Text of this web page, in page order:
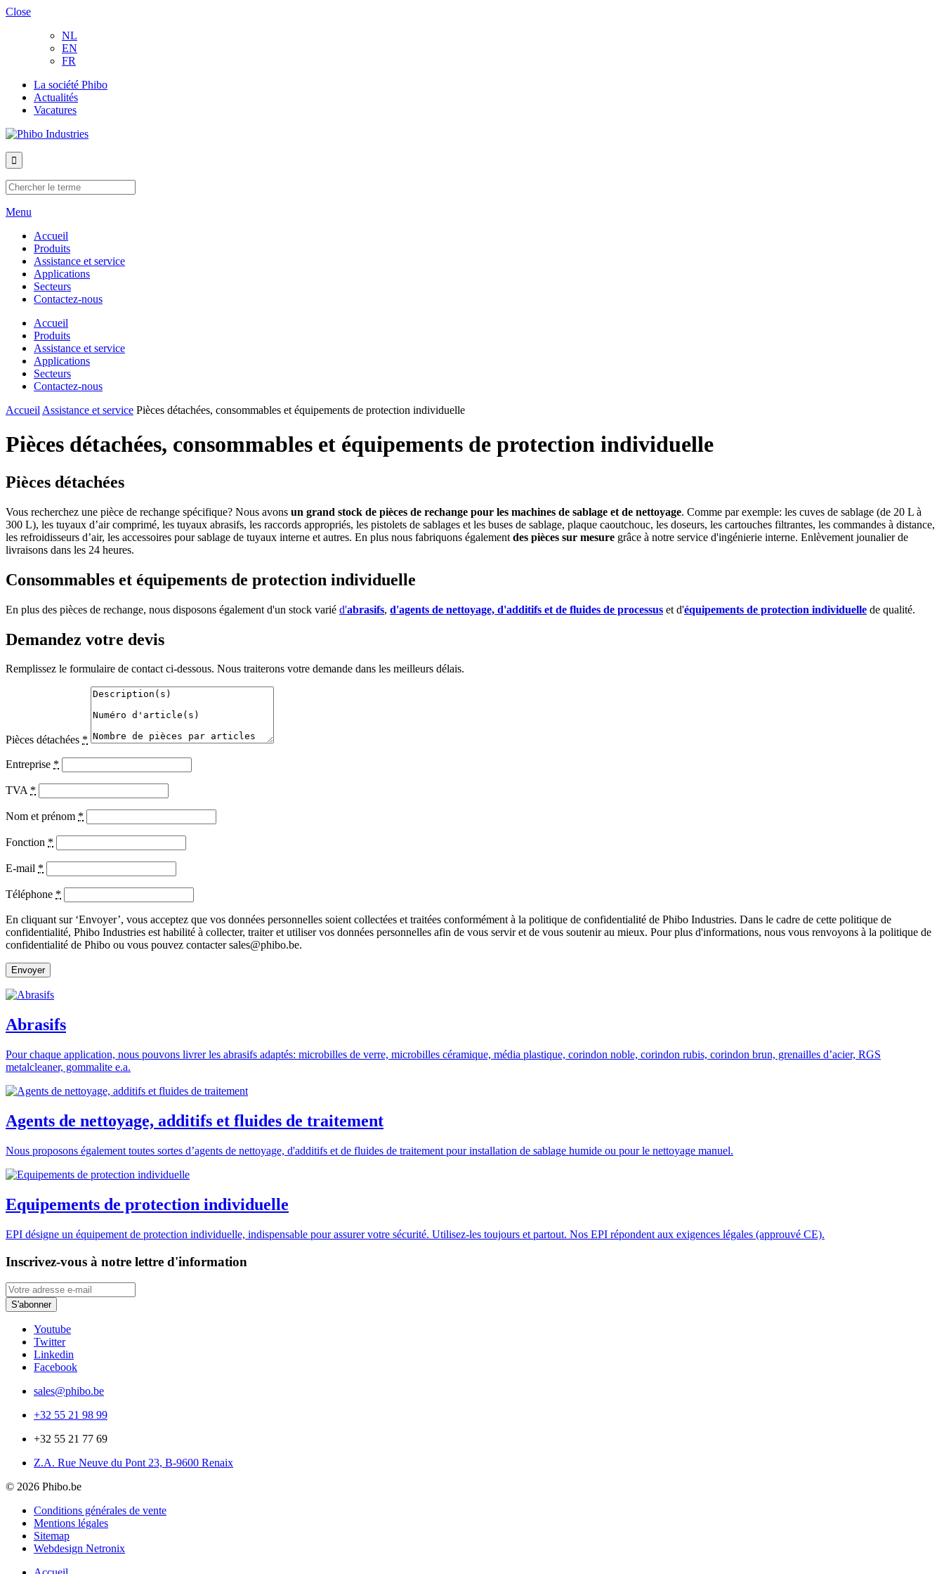
Close
NL
EN
FR
La société Phibo
Actualités
Vacatures
Menu
Accueil
Produits
Assistance et service
Applications
Secteurs
Contactez-nous
Accueil
Produits
Assistance et service
Applications
Secteurs
Contactez-nous
Accueil Assistance et service Pièces détachées, consommables et équipements de protection individuelle
Pièces détachées, consommables et équipements de protection individuelle
Pièces détachées
Vous recherchez une pièce de rechange spécifique? Nous avons un grand stock de pièces de rechange pour les machines de sablage et de nettoyage. Comme par exemple: les cuves de sablage (de 20 L à
300 L), les tuyaux d’air comprimé, les tuyaux abrasifs, les raccords appropriés, les pistolets de sablages et les buses de sablage, plaque caoutchouc, les doseurs, les cartouches filtrantes, les commandes à distance,
les refroidisseurs d’air, les accessoires pour sablage de tuyaux interne et autres. En plus nous fabriquons également des pièces sur mesure grâce à notre service d'ingénierie interne. Enlèvement jounalier de
livraisons dans les 24 heures.
Consommables et équipements de protection individuelle
En plus des pièces de rechange, nous disposons également d'un stock varié d'abrasifs, d'agents de nettoyage, d'additifs et de fluides de processus et d'équipements de protection individuelle de qualité.
Demandez votre devis
Remplissez le formulaire de contact ci-dessous. Nous traiterons votre demande dans les meilleurs délais.
Pièces détachées *
Entreprise *
TVA *
Nom et prénom *
Fonction *
E-mail *
Téléphone *
En cliquant sur ‘Envoyer’, vous acceptez que vos données personnelles soient collectées et traitées conformément à la politique de confidentialité de Phibo Industries. Dans le cadre de cette politique de
confidentialité, Phibo Industries est habilité à collecter, traiter et utiliser vos données personnelles afin de vous servir et de vous soutenir au mieux. Pour plus d'informations, nous vous renvoyons à la politique de
confidentialité de Phibo ou vous pouvez contacter sales@phibo.be.
Abrasifs
Pour chaque application, nous pouvons livrer les abrasifs adaptés: microbilles de verre, microbilles céramique, média plastique, corindon noble, corindon rubis, corindon brun, grenailles d’acier, RGS
metalcleaner, gommalite e.a.
Agents de nettoyage, additifs et fluides de traitement
Nous proposons également toutes sortes d’agents de nettoyage, d'additifs et de fluides de traitement pour installation de sablage humide ou pour le nettoyage manuel.
Equipements de protection individuelle
EPI désigne un équipement de protection individuelle, indispensable pour assurer votre sécurité. Utilisez-les toujours et partout. Nos EPI répondent aux exigences légales (approuvé CE).
Inscrivez-vous à notre lettre d'information
Youtube
Twitter
Linkedin
Facebook
sales@phibo.be
+32 55 21 98 99
+32 55 21 77 69
Z.A. Rue Neuve du Pont 23, B-9600 Renaix
© 2026 Phibo.be
Conditions générales de vente
Mentions légales
Sitemap
Webdesign Netronix